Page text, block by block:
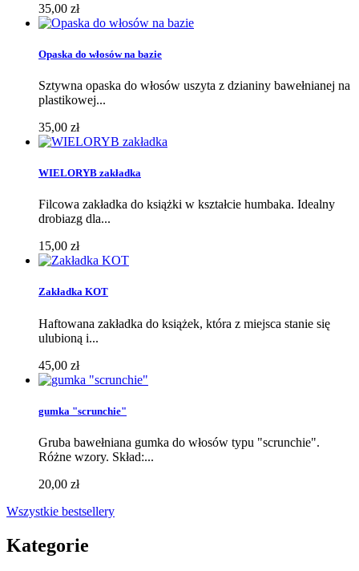
35,00 zł
Opaska do włosów na bazie
Sztywna opaska do włosów uszyta z dzianiny bawełnianej na
plastikowej...
35,00 zł
WIELORYB zakładka
Filcowa zakładka do książki w kształcie humbaka. Idealny
drobiazg dla...
15,00 zł
Zakładka KOT
Haftowana zakładka do książek, która z miejsca stanie się
ulubioną i...
45,00 zł
gumka "scrunchie"
Gruba bawełniana gumka do włosów typu "scrunchie".
Różne wzory. Skład:...
20,00 zł
Wszystkie bestsellery
Kategorie